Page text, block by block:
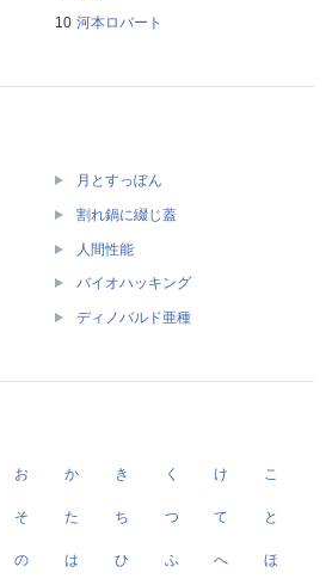
河本ロバート
月とすっぽん
割れ鍋に綴じ蓋
人間性能
バイオハッキング
ディノバルド亜種
お か き く け こ
そ た ち つ て と
の は ひ ふ へ ほ